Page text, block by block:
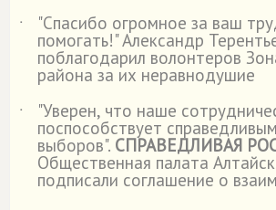
˙
"Спасибо огромное за ваш
помогать!" Александр
поблагодарил волонтеров
района за их неравнодушие
˙
"Уверен, что наше
поспособствует
выборов". СПРАВЕДЛИВАЯ
Общественная палата
подписали соглашение о